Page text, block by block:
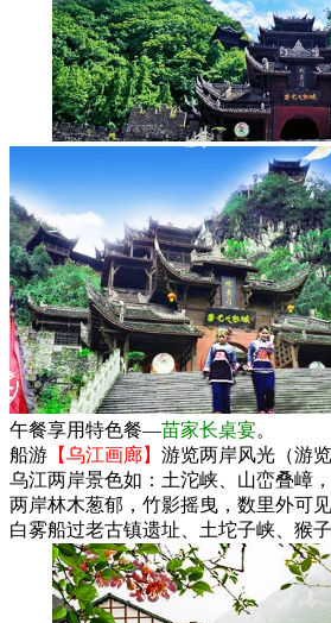
午餐享用特色餐—苗家长桌宴。
船游 【乌江画廊】 游览两岸风光（游
乌江两岸景色如：土沱峡、山峦叠嶂
两岸林木葱郁，竹影摇曳，数里外可
白雾船过老古镇遗址、土坨子峡、猴